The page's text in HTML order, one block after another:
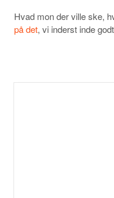
Hvad mon der ville ske,
på det, vi inderst inde